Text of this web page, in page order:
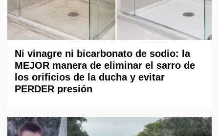
Ni vinagre ni bicarbonato de sodio: la
MEJOR manera de eliminar el sarro de
los orificios de la ducha y evitar
PERDER presión